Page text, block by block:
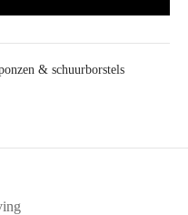
& schuurborstels